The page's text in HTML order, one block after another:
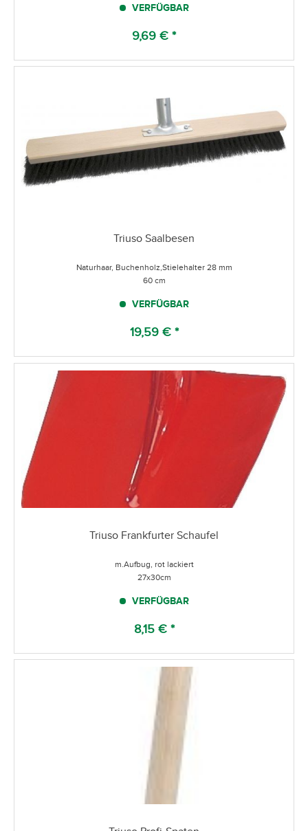
VERFÜGBAR
9,69 € *
Triuso Saalbesen
Naturhaar, Buchenholz,Stielehalter 28 mm
60 cm
VERFÜGBAR
19,59 € *
Triuso Frankfurter Schaufel
m.Aufbug, rot lackiert
27x30cm
VERFÜGBAR
8,15 € *